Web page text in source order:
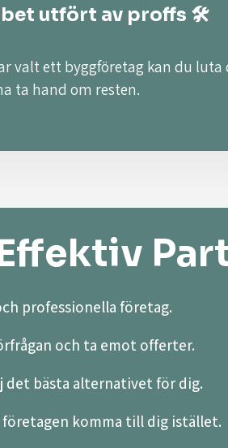
utfört av proffs 🛠️
valt ett byggföretag kan du luta
ta hand om resten.
professionella företag.
och ta emot offerter.
det bästa alternativet för dig.
företagen komma till dig istället.